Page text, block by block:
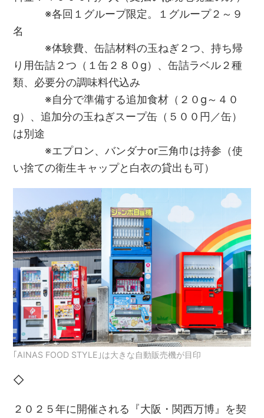
※各回１グループ限定。１グループ２～９
名
※体験費、缶詰材料の玉ねぎ２つ、持ち帰
り用缶詰２つ（１缶２８０g）、缶詰ラベル２種
類、必要分の調味料代込み
※自分で準備する追加食材（２０g～４０
g）、追加分の玉ねぎスープ缶（５００円／缶）
は別途
※エプロン、バンダナor三角巾は持参（使
い捨ての衛生キャップと白衣の貸出も可）
｢AINAS FOOD STYLE｣は大きな自動販売機が目印
◇
２０２５年に開催される『大阪・関西万博』を契